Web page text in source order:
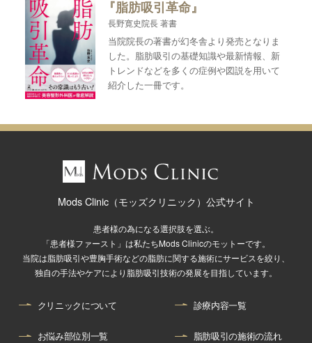
『脂肪吸引革命』
長野寛史院長 著書
当院院長の著書が幻冬舎より発売となりま
した。脂肪吸引の基礎知識や最新情報、新
トレンドなどを多くの症例や図説を用いて
紹介した一冊です。
Mods Clinic（モッズクリニック）公式サイト
患者様の為になる選択肢を選ぶ。
「患者様ファースト」は私たちMods Clinicのモットーです。
当院は脂肪吸引や豊胸手術などの脂肪に関する施術にサービスを絞り、
独自の手法やケアにより脂肪吸引技術の発展を目指しています。
クリニックについて 診療内容一覧
お悩み部位別一覧 脂肪吸引の施術の流れ